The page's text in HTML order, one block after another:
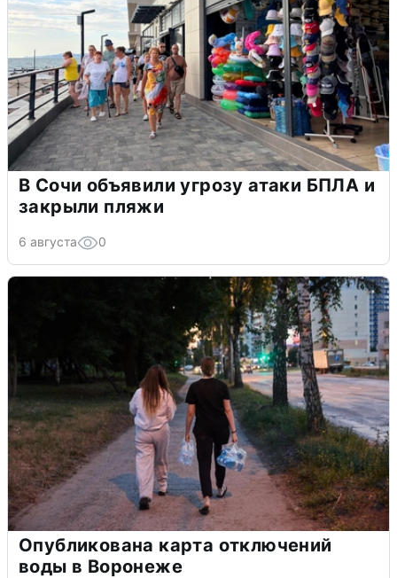
В Сочи объявили угрозу атаки БПЛА и
закрыли пляжи
6 августа 0
Опубликована карта отключений
воды в Воронеже